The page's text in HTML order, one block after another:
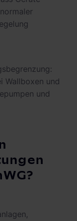
Wallboxen und
und